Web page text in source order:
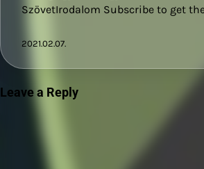
SzövetIrodalom Subscribe to get
2021.02.07.
Leave a Reply